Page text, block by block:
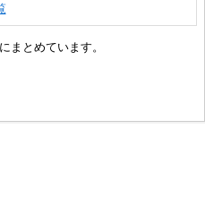
まとめています。